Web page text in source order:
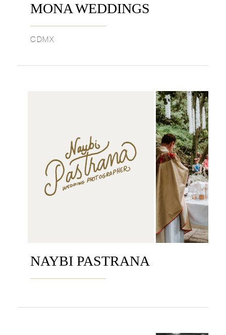
MONA WEDDINGS
CDMX
NAYBI PASTRANA